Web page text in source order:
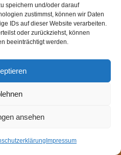
speichern und/oder darauf
zustimmst, können wir Daten
IDs auf dieser Website verarbeiten.
oder zurückziehst, können
beeinträchtigt werden.
ansehen
Impressum
Datenschutz